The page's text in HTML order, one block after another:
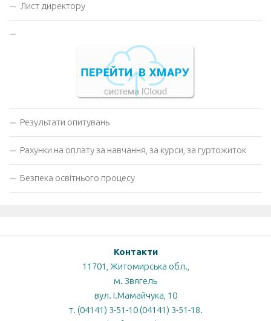
Лист директору
Результати опитувань
Рахунки на оплату за навчання, за курси, за гуртожиток
Безпека освітнього процесу
Контакти
11701, Житомирська обл.,
м. Звягель
вул. І.Мамайчука, 10
т. (04141) 3-51-10 (04141) 3-51-18.